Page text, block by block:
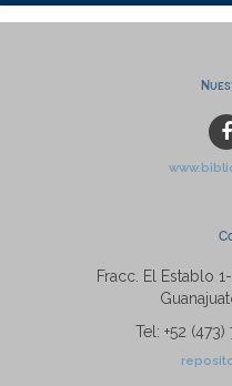
Fracc. El Establo
Tel: +52